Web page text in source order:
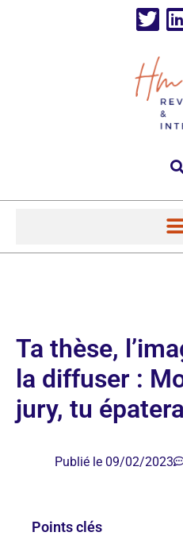
Ta thèse,
la diffuser :
jury, tu
Publié le 09/02/2023
Points clés